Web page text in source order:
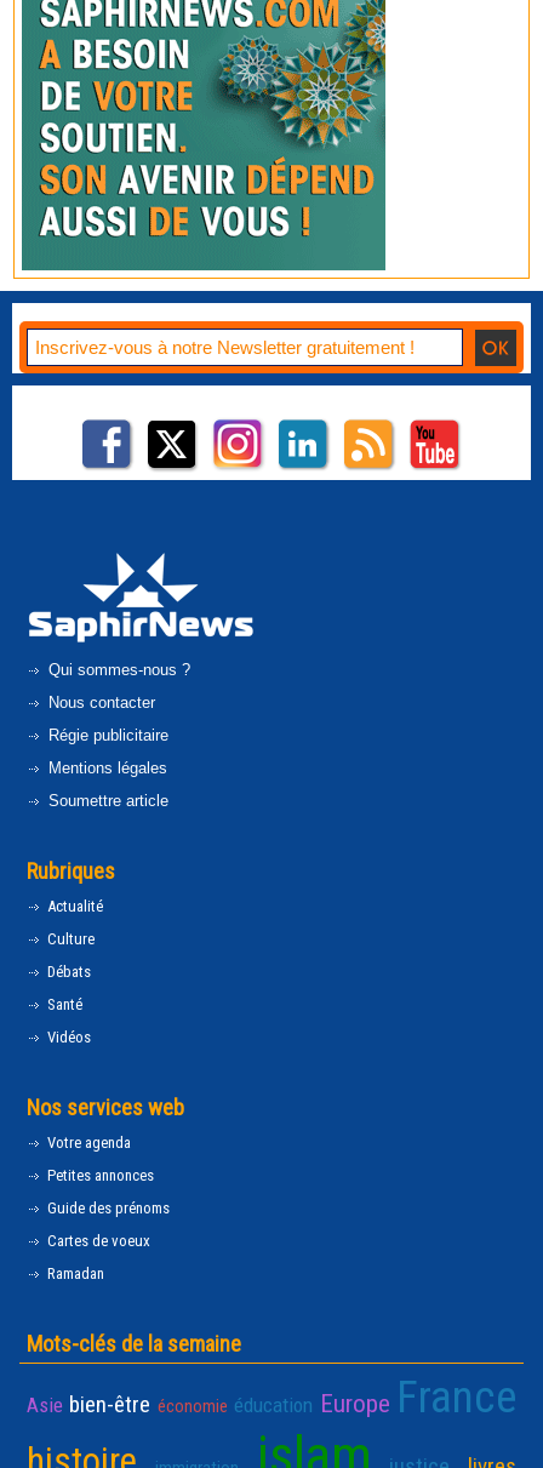
Qui sommes-nous ?
Nous contacter
Régie publicitaire
Mentions légales
Soumettre article
Rubriques
Actualité
Culture
Débats
Santé
Vidéos
Nos services web
Votre agenda
Petites annonces
Guide des prénoms
Cartes de voeux
Ramadan
Mots-clés de la semaine
Asie bien-être économie éducation Europe France